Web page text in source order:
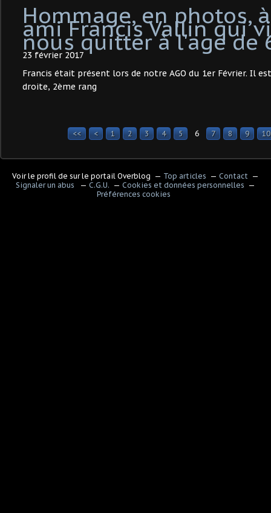
Hommage, en photos,
ami Francis Vallin qui
nous quitter à l'age de
23 février 2017
Francis était présent lors de notre AGO du 1er Février. Il
droite, 2ème rang
<< < 1 2 3 4 5 6 7 8 9 10
Voir le profil de sur le portail Overblog Top articles
Contact
Signaler un abus
C.G.U.
Cookies et données personnelles
Préférences cookies